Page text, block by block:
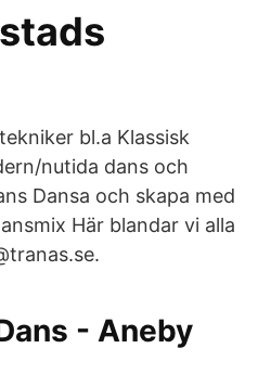
bl.a Klassisk
nutida dans och
Dansa och skapa med
Här blandar vi alla
- Aneby